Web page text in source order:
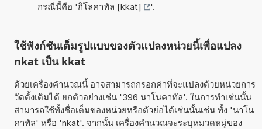
กรณีนี้คือ 'กิโลคาทัล [kkat] '.
ใช้ฟังก์ชันเต็มรูปแบบของตัวแปลงหน่วยนี้เพื่อแปลง
nkat เป็น kkat
ด้วยเครื่องคำนวณนี้ อาจสามารถกรอกค่าที่จะแปลงด้วยหน่วยการ
วัดดั้งเดิมได้ ยกตัวอย่างเช่น '396 นาโนคาทัล'. ในการทำเช่นนั้น
สามารถใช้ทั้งชื่อเต็มของหน่วยหรือตัวย่อได้เช่นนั้นเช่น ทั้ง 'นาโน
คาทัล' หรือ 'nkat'. จากนั้น เครื่องคำนวณจะระบุหมวดหมู่ของ